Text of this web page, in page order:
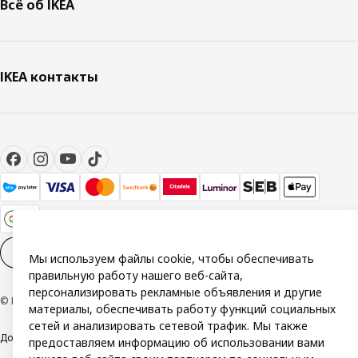
Всё об IKEA
IKEA контакты
Настройки файлов cookies RU
© Inter IKEA Systems B.V. 1999-2026
ДоступностьПолитика конфиденциальности и использования cookie
Мы используем файлы cookie, чтобы обеспечивать
правильную работу нашего веб-сайта,
персонализировать рекламные объявления и другие
материалы, обеспечивать работу функций социальных
сетей и анализировать сетевой трафик. Мы также
предоставляем информацию об использовании вами